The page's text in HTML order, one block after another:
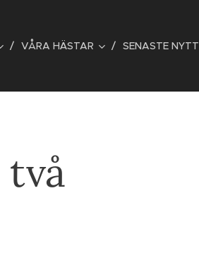
VÅRA HÄSTAR SENASTE NYTT
två